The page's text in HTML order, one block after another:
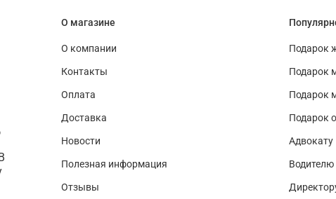
О магазине
О компании
Контакты
Оплата
Доставка
Новости
Полезная информация
Отзывы
Подарок
Подарок
Подарок
Подарок
Адвокату
Водителю